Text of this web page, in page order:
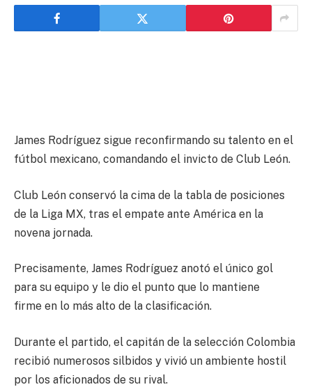
James Rodríguez sigue reconfirmando su talento en el
fútbol mexicano, comandando el invicto de Club León.
Club León conservó la cima de la tabla de posiciones
de la Liga MX, tras el empate ante América en la
novena jornada.
Precisamente, James Rodríguez anotó el único gol
para su equipo y le dio el punto que lo mantiene
firme en lo más alto de la clasificación.
Durante el partido, el capitán de la selección Colombia
recibió numerosos silbidos y vivió un ambiente hostil
por los aficionados de su rival.